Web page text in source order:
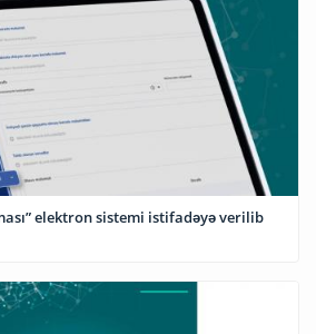
elektron sistemi istifadəyə verilib